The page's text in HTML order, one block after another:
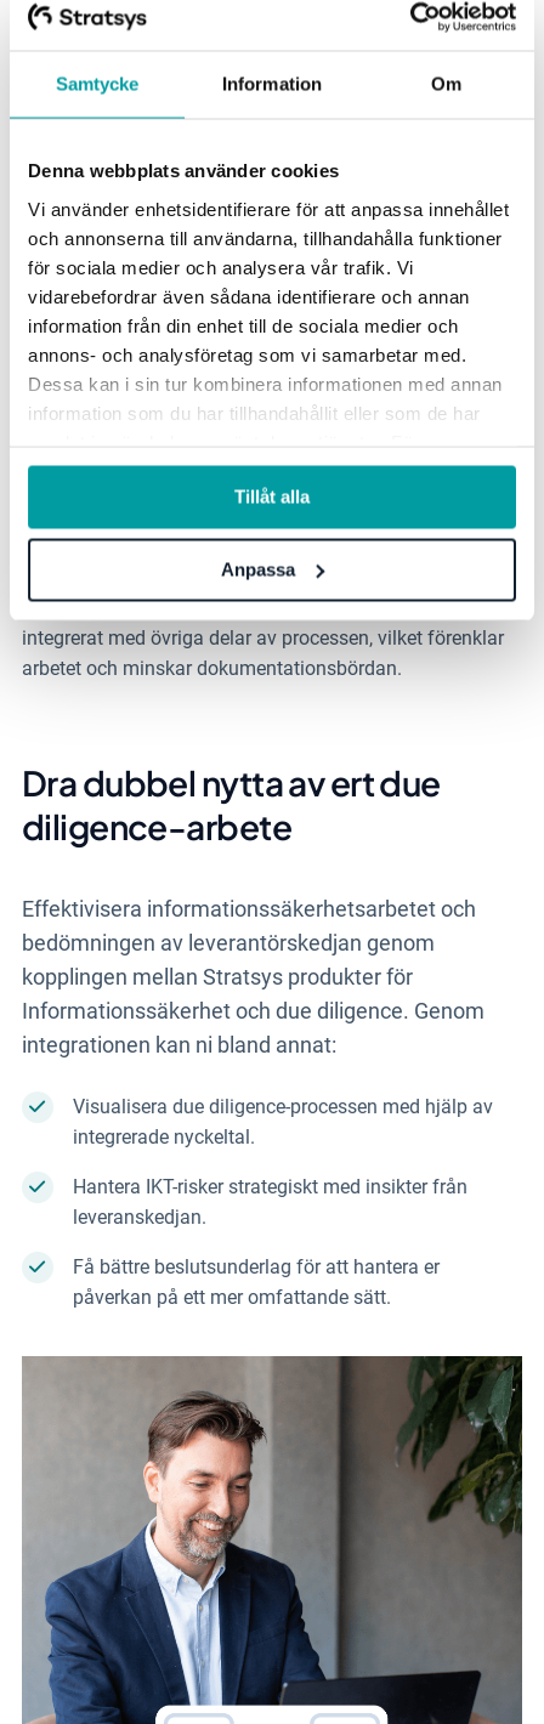
Samtycke Information Om
Denna webbplats använder cookies
Vi använder enhetsidentifierare för att anpassa innehållet
och annonserna till användarna, tillhandahålla funktioner
för sociala medier och analysera vår trafik. Vi
vidarebefordrar även sådana identifierare och annan
information från din enhet till de sociala medier och
annons- och analysföretag som vi samarbetar med.
Dessa kan i sin tur kombinera informationen med annan
information som du har tillhandahållit eller som de har
information, se vårintegritetspolicy.
Tillåt alla
Anpassa
Informationsregister DORA-100
Dokumentera kontraktsmässiga arrangemang med
tredjepartsleverantörer av IKT-tjänster. Registret är
integrerat med övriga delar av processen, vilket förenklar
arbetet och minskar dokumentationsbördan.
Dra dubbel nytta av ert due
diligence-arbete
Effektivisera informationssäkerhetsarbetet och
bedömningen av leverantörskedjan genom
kopplingen mellan Stratsys produkter för
Informationssäkerhet och due diligence. Genom
integrationen kan ni bland annat:
Visualisera due diligence-processen med hjälp av
integrerade nyckeltal.
Hantera IKT-risker strategiskt med insikter från
leveranskedjan.
Få bättre beslutsunderlag för att hantera er
påverkan på ett mer omfattande sätt.